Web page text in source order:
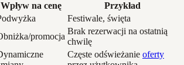
Wpływ na cenę
Przykład
Festiwale, święta
promocja
Brak rezerwacji na ostatnią
chwilę
Częste odświeżanie oferty